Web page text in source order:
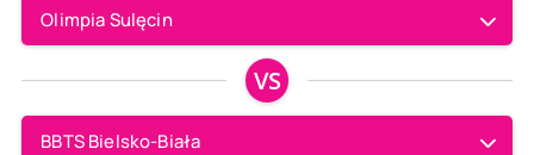
Olimpia Sulęcin
VS
BBTS Bielsko-Biała